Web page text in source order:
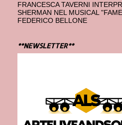
FRANCESCA TAVERNI
SHERMAN NEL MUSICAL
FEDERICO BELLONE
**NEWSLETTER**